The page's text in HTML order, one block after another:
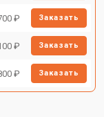
₽ Заказать
₽ Заказать
₽ Заказать